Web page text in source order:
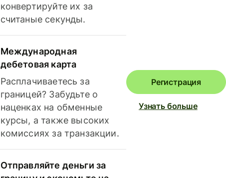
конвертируйте их за
считаные секунды.
Международная
дебетовая карта
Расплачиваетесь за
границей? Забудьте о
наценках на обменные
курсы, а также высоких
комиссиях за транзакции.
Отправляйте деньги за
Регистрация
Узнать больше